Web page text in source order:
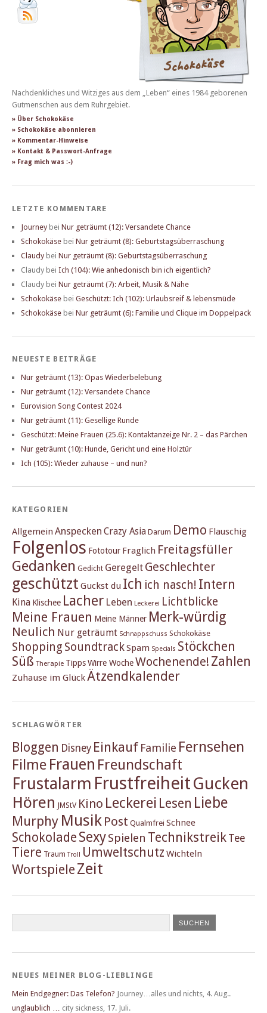
Nachdenkliches und Witziges aus dem „Leben“ eines 1984 geborenen
Gutmenschen aus dem Ruhrgebiet.
» Über Schokokäse
» Schokokäse abonnieren
» Kommentar-Hinweise
» Kontakt & Passwort-Anfrage
» Frag mich was :-)
LETZTE KOMMENTARE
Journey bei Nur geträumt (12): Versandete Chance
Schokokäse bei Nur geträumt (8): Geburtstagsüberraschung
Claudy bei Nur geträumt (8): Geburtstagsüberraschung
Claudy bei Ich (104): Wie anhedonisch bin ich eigentlich?
Claudy bei Nur geträumt (7): Arbeit, Musik & Nähe
Schokokäse bei Geschützt: Ich (102): Urlaubsreif & lebensmüde
Schokokäse bei Nur geträumt (6): Familie und Clique im Doppelpack
NEUESTE BEITRÄGE
Nur geträumt (13): Opas Wiederbelebung
Nur geträumt (12): Versandete Chance
Eurovision Song Contest 2024
Nur geträumt (11): Gesellige Runde
Geschützt: Meine Frauen (25.6): Kontaktanzeige Nr. 2 – das Pärchen
Nur geträumt (10): Hunde, Gericht und eine Holztür
Ich (105): Wieder zuhause – und nun?
KATEGORIEN
Allgemein Anspecken Crazy Asia Darum Demo Flauschig
Folgenlos Fototour Fraglich Freitagsfüller
Gedanken Gedicht Geregelt Geschlechter
geschützt Guckst du Ich ich nasch! Intern
Kina Klischee Lacher Leben Leckerei Lichtblicke
Meine Frauen Meine Männer Merk-würdig
Neulich Nur geträumt Schnappschuss Schokokäse
Shopping SoundtrackSpam Specials Stöckchen
Süß Therapie TippsWirre WocheWochenende! Zahlen
Zuhause im Glück Ätzendkalender
SCHLAGWÖRTER
Bloggen Disney Einkauf Familie Fernsehen
Filme Frauen Freundschaft
Frustalarm FrustfreiheitGucken
Hören JMStV Kino Leckerei Lesen Liebe
Murphy Musik Post Qualmfrei Schnee
Schokolade SexySpielen Technikstreik Tee
Tiere Traum Troll Umweltschutz Wichteln
Wortspiele Zeit
NEUES MEINER BLOG-LIEBLINGE
Mein Endgegner: Das Telefon? Journey…alles und nichts 4. Aug..
unglaublich …
city sickness 17. Juli.